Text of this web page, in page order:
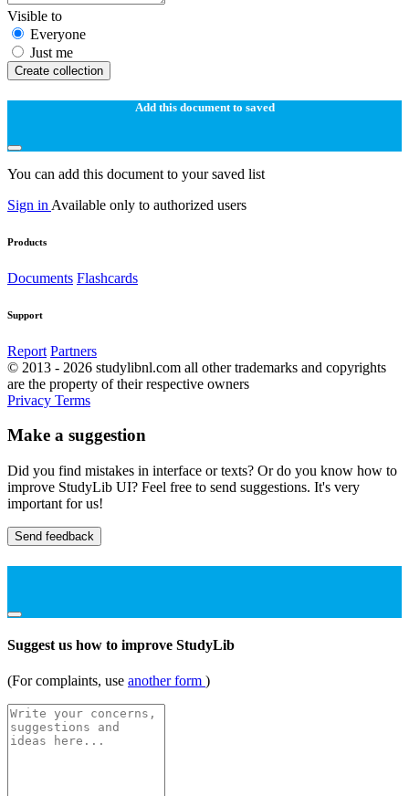
Visible to
Everyone
Just me
Create collection
Add this document to saved
You can add this document to your saved list
Sign in Available only to authorized users
Products
Documents Flashcards
Support
Report Partners
© 2013 - 2026 studylibnl.com all other trademarks and copyrights
are the property of their respective owners
Privacy Terms
Make a suggestion
Did you find mistakes in interface or texts? Or do you know how to
improve StudyLib UI? Feel free to send suggestions. It's very
important for us!
Send feedback
Suggest us how to improve StudyLib
(For complaints, use another form )